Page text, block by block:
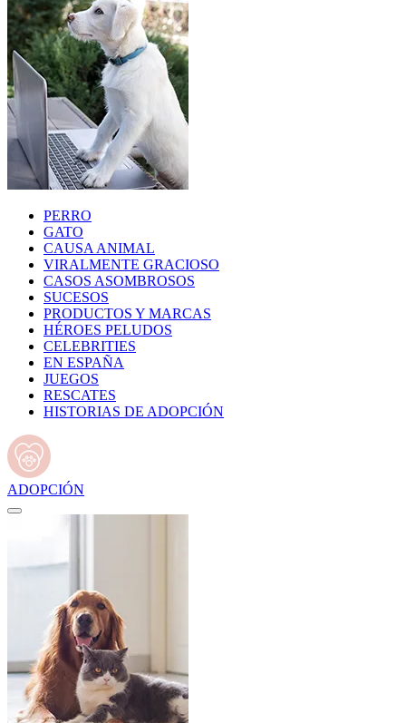
PERRO
GATO
CAUSA ANIMAL
VIRALMENTE GRACIOSO
CASOS ASOMBROSOS
SUCESOS
PRODUCTOS Y MARCAS
HÉROES PELUDOS
CELEBRITIES
EN ESPAÑA
JUEGOS
RESCATES
HISTORIAS DE ADOPCIÓN
ADOPCIÓN